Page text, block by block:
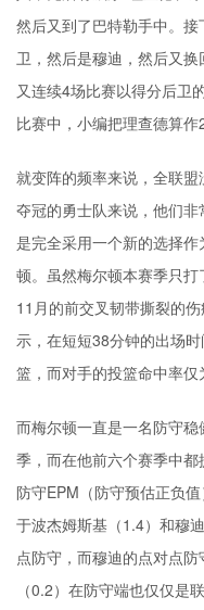
然后又到了巴特勒手中。
卫，然后是穆迪，然后又
又连续4场比赛以得分后卫
比赛中，小编把理查德算作
就变阵的频率来说，全联
夺冠的勇士队来说，他们
是完全采用一个新的选择
顿。虽然梅尔顿本赛季只
11月的前交叉韧带撕裂的
示，在短短38分钟的出场
篮，而对手的投篮命中率仅
而梅尔顿一直是一名防守
季，而在他前六个赛季中
防守EPM（防守预估正负
于波杰姆斯基（1.4）和穆
点防守，而穆迪的点对点
（0.2）在防守端也仅仅是